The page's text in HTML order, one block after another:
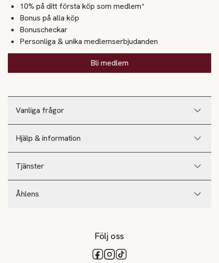
Vanliga frågor
Hjälp & information
Tjänster
Åhlens
10% på ditt första köp som medlem*
Bonus på alla köp
Bonuscheckar
Personliga & unika medlemserbjudanden
Bli medlem
Följ oss